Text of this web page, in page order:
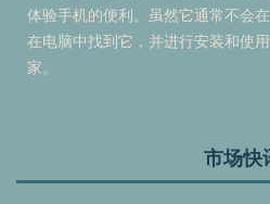
体验手机的便利。虽然它通常不会
在电脑中找到它，并进行安装和使
家。
市场快